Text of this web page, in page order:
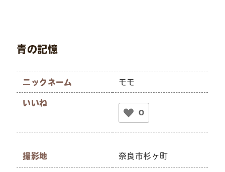
青の記憶
ニックネーム モモ
いいね
0
撮影地 奈良市杉ヶ町